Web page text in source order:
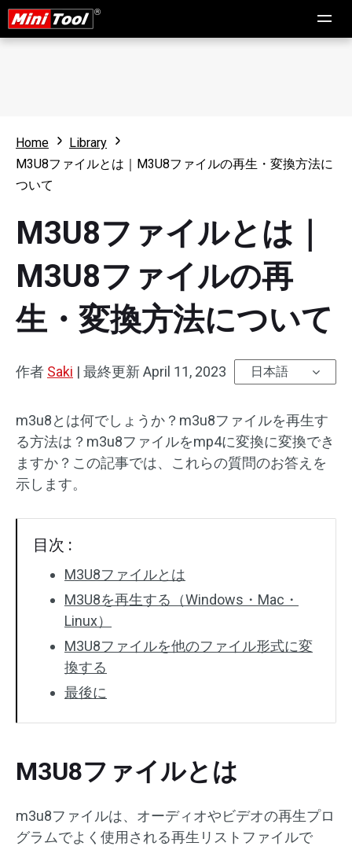
Home
Library
M3U8ファイルとは｜M3U8ファイルの再生・変換方法に
ついて
M3U8ファイルとは｜
M3U8ファイルの再
生・変換方法について
作者 Saki | 最終更新April 11, 2023 日本語
m3u8とは何でしょうか？m3u8ファイルを再生す
る方法は？m3u8ファイルをmp4に変換に変換でき
ますか？この記事では、これらの質問のお答えを
示します。
目次 :
M3U8ファイルとは
M3U8を再生する（Windows・Mac・
Linux）
M3U8ファイルを他のファイル形式に変
換する
最後に
M3U8ファイルとは
m3u8ファイルは、オーディオやビデオの再生プロ
グラムでよく使用される再生リストファイルで